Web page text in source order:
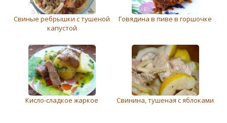
Свиные ребрышки с тушеной
капустой
Говядина в пиве в горшочке
Кисло-сладкое жаркое Свинина, тушеная с яблоками